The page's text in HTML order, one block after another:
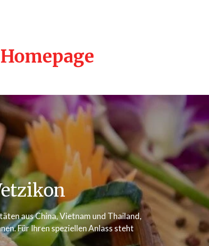
aus China, Vietnam und Thailand,
Für Ihren speziellen Anlass steht